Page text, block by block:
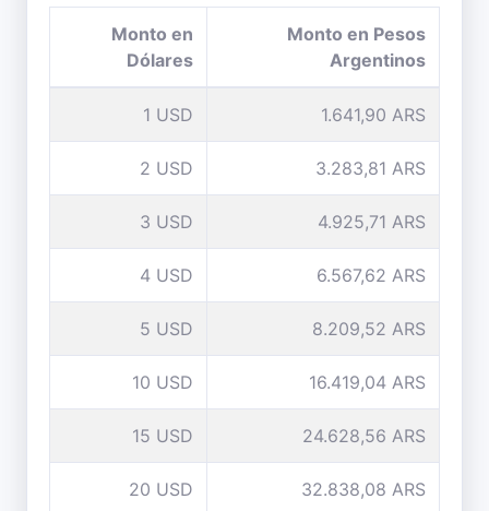
Monto en
Dólares
Monto en Pesos
Argentinos
1 USD 1.641,90 ARS
2 USD 3.283,81 ARS
3 USD 4.925,71 ARS
4 USD 6.567,62 ARS
5 USD 8.209,52 ARS
10 USD 16.419,04 ARS
15 USD 24.628,56 ARS
20 USD 32.838,08 ARS